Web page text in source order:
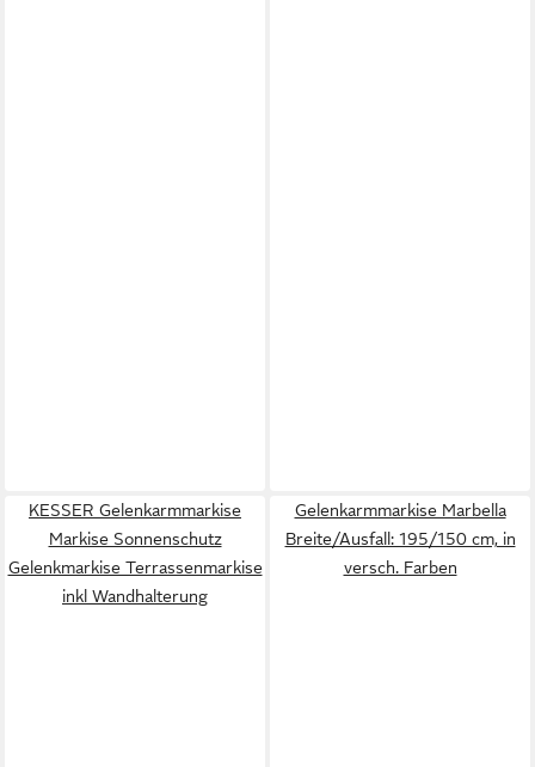
KESSER Gelenkarmmarkise
Markise Sonnenschutz
Gelenkmarkise Terrassenmarkise
inkl Wandhalterung
Gelenkarmmarkise Marbella
Breite/Ausfall: 195/150 cm, in
versch. Farben